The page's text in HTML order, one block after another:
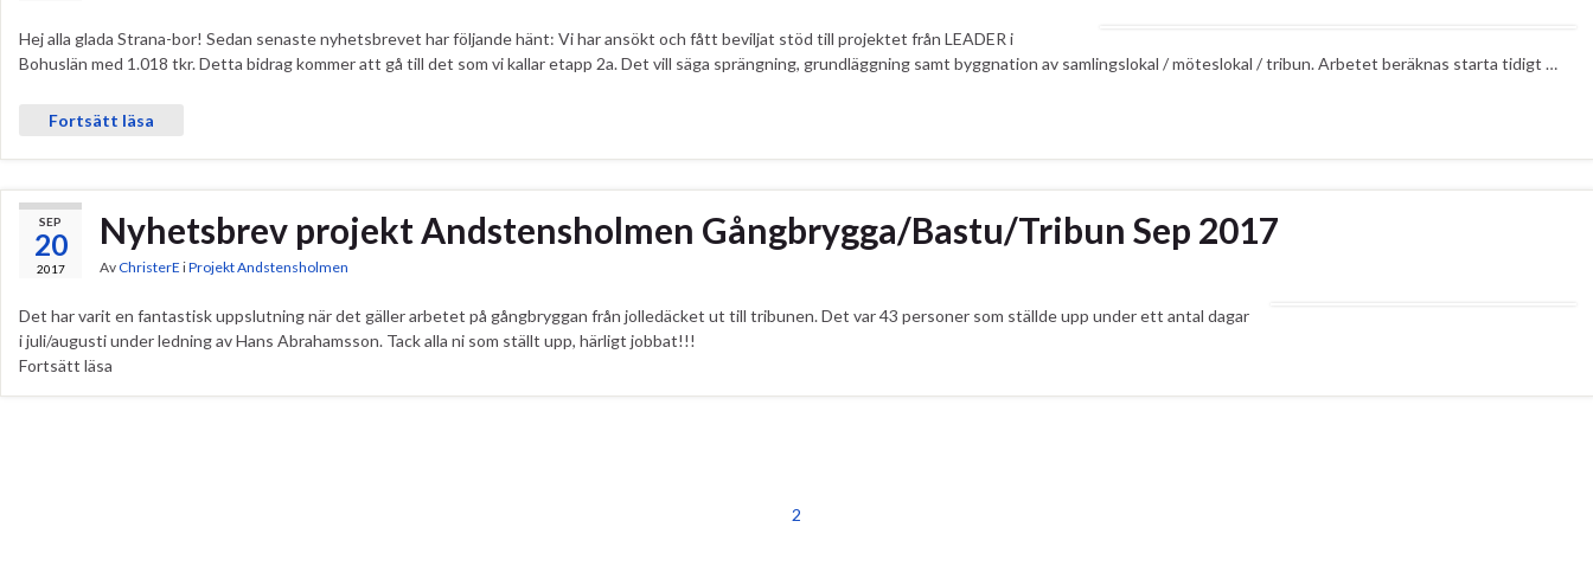
Hej alla glada Strana-bor! Sedan senaste nyhetsbrevet har följande hänt: Vi har ansökt och fått beviljat stöd till projektet från LEADER i
Bohuslän med 1.018 tkr. Detta bidrag kommer att gå till det som vi kallar etapp 2a. Det vill säga sprängning, grundläggning samt byggnation av samlingslokal / möteslokal / tribun. Arbetet beräknas starta tidigt …
Fortsätt läsa
SEP
20
2017
Nyhetsbrev projekt Andstensholmen Gångbrygga/Bastu/Tribun Sep 2017
AvChristerE iProjekt Andstensholmen
Det har varit en fantastisk uppslutning när det gäller arbetet på gångbryggan från jolledäcket ut till tribunen. Det var 43 personer som ställde upp under ett antal dagar
i juli/augusti under ledning av Hans Abrahamsson. Tack alla ni som ställt upp, härligt jobbat!!!
Fortsätt läsa
2